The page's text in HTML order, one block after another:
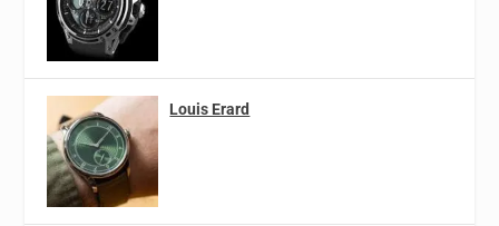
Louis Erard